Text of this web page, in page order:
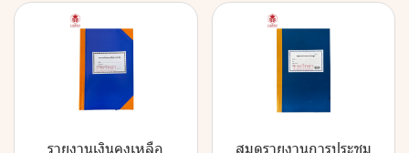
รายงานเงินคงเหลือ สมุดรายงานการประชุม